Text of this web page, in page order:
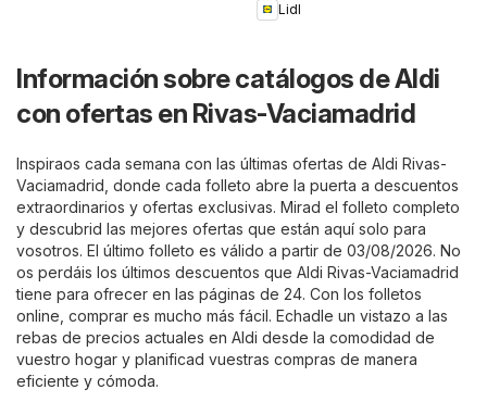
Lidl
Información sobre catálogos de Aldi
con ofertas en Rivas-Vaciamadrid
Inspiraos cada semana con las últimas ofertas de Aldi Rivas-
Vaciamadrid, donde cada folleto abre la puerta a descuentos
extraordinarios y ofertas exclusivas. Mirad el folleto completo
y descubrid las mejores ofertas que están aquí solo para
vosotros. El último folleto es válido a partir de 03/08/2026. No
os perdáis los últimos descuentos que Aldi Rivas-Vaciamadrid
tiene para ofrecer en las páginas de 24. Con los folletos
online, comprar es mucho más fácil. Echadle un vistazo a las
rebas de precios actuales en Aldi desde la comodidad de
vuestro hogar y planificad vuestras compras de manera
eficiente y cómoda.